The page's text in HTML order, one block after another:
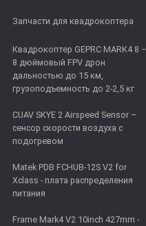
Запчасти для квадрокоптера
Квадрокоптер GEPRC MARK4 8 −
8 дюймовый FPV дрон
дальностью до 15 км,
грузоподъемность до 2-2,5 кг
CUAV SKYE 2 Airspeed Sensor –
сенсор скорости воздуха с
подогревом
Matek PDB FCHUB-12S V2 for
Xclass - плата распределения
питания
Frame Mark4 V2 10inch 427mm -